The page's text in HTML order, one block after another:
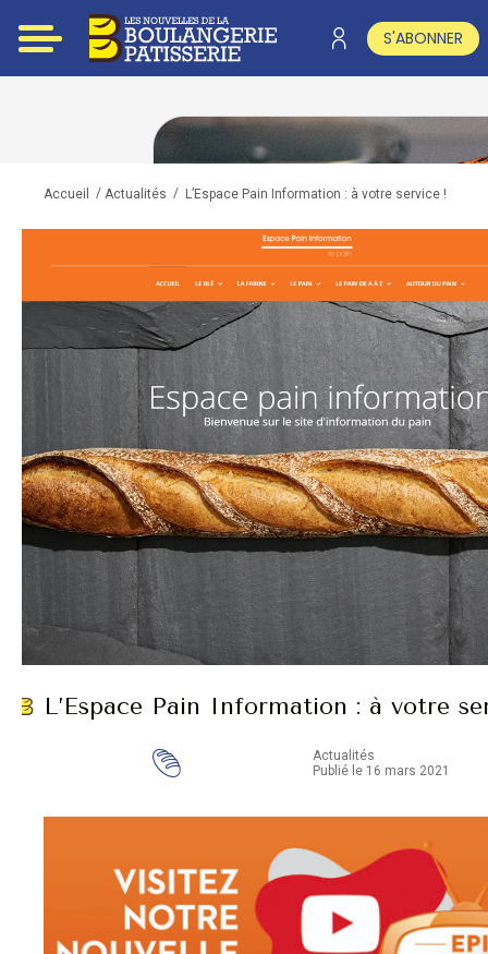
S'ABONNER
Accueil / Actualités / L’Espace Pain Information : à votre service !
L’Espace Pain Information : à votre
Actualités
Publié le 16 mars 2021